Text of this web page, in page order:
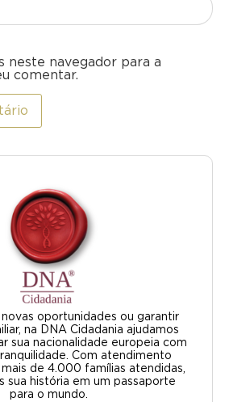
neste navegador para a
comentar.
oportunidades ou garantir
na DNA Cidadania ajudamos
sua nacionalidade europeia com
Com atendimento
de 4.000 famílias atendidas,
sua história em um passaporte
para o mundo.